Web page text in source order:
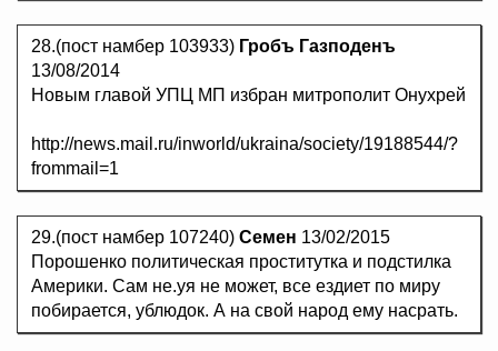
28.(пост намбер 103933) Гробъ Газподенъ
13/08/2014
Новым главой УПЦ МП избран митрополит Онухрей
http://news.mail.ru/inworld/ukraina/society/19188544/?
frommail=1
29.(пост намбер 107240) Семен 13/02/2015
Порошенко политическая проститутка и подстилка
Америки. Сам не.уя не может, все ездиет по миру
побирается, ублюдок. А на свой народ ему насрать.